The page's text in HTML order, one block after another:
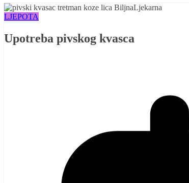
LJEPOTA
Upotreba pivskog kvasca